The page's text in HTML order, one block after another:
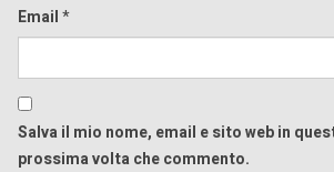
Email*
Salva il mio nome, email e sito web in
prossima volta che commento.